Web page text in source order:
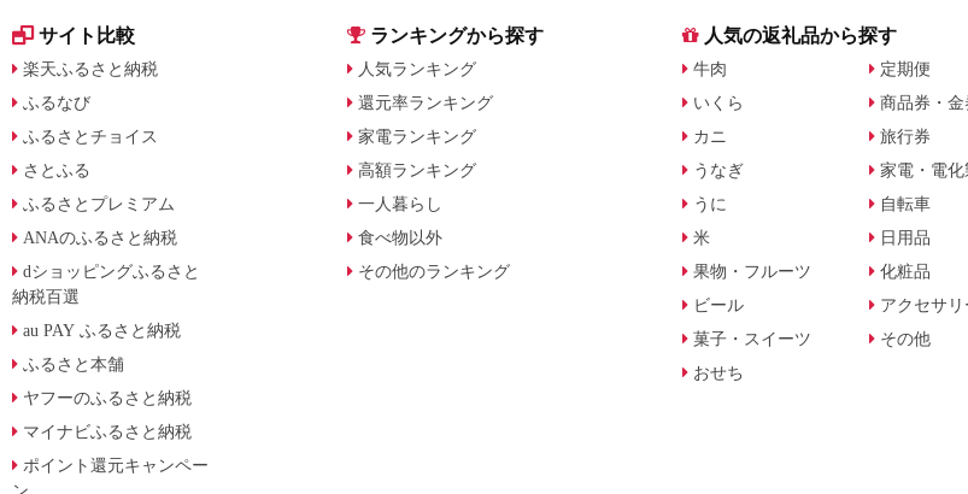
サイト比較
楽天ふるさと納税
ふるなび
ふるさとチョイス
さとふる
ふるさとプレミアム
ANAのふるさと納税
dショッピングふるさと
納税百選
au PAY ふるさと納税
ふるさと本舗
ヤフーのふるさと納税
マイナビふるさと納税
ポイント還元キャンペー
ン
ランキングから探す
人気ランキング
還元率ランキング
家電ランキング
高額ランキング
一人暮らし
食べ物以外
その他のランキング
人気の返礼品から探す
牛肉
いくら
カニ
うなぎ
うに
米
果物・フルーツ
ビール
菓子・スイーツ
おせち
定期便
商品券・金
旅行券
家電・電化
自転車
日用品
化粧品
アクセサリ
その他